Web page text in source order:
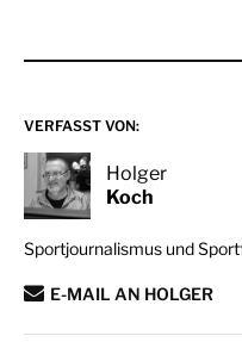
VERFASST VON:
Holger
Koch
Sportjournalismus und
E-MAIL AN HOLGER